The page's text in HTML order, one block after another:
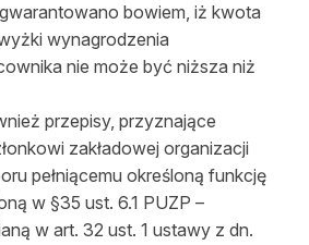
bowiem, iż kwota
wynagrodzenia
nie może być niższa niż
przepisy, przyznające
zakładowej organizacji
pełniącemu określoną funkcję
w §35 ust. 6.1 PUZP –
w art. 32 ust. 1 ustawy z dn.